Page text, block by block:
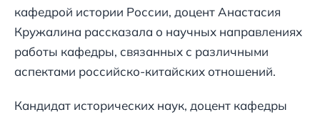
кафедрой истории России, доцент Анастасия
Кружалина рассказала о научных направлениях
работы кафедры, связанных с различными
аспектами российско-китайских отношений.
Кандидат исторических наук, доцент кафедры